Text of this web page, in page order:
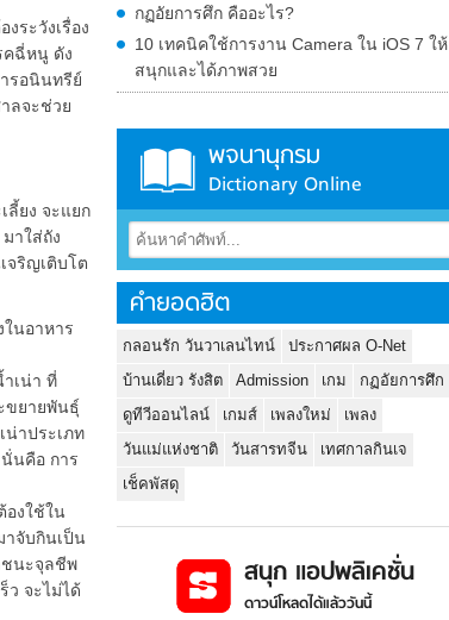
ระวังเรื่อง
คฉี่หนู ดัง
รอนินทรีย์
ลจะช่วย
ลี้ยง จะแยก
าใส่ถัง
จริญเติบโต
ในอาหาร
เน่า ที่
ขยายพันธุ์
าประเภท
นคือ การ
องใช้ใน
าจับกินเป็น
ชนะจุลชีพ
ว จะไม่ได้
กฏอัยการศึก คืออะไร?
10 เทคนิคใช้การงาน Camera ใน iOS 7 ให้
สนุกและได้ภาพสวย
พจนานุกรม
Dictionary Online
คำยอดฮิต
กลอนรัก วันวาเลนไทน์
ประกาศผล O-Net
บ้านเดี่ยว รังสิต
Admission เกม
กฏอัยการศึก
ดูทีวีออนไลน์
เกมส์ เพลงใหม่
เพลง
วันแม่แห่งชาติ
วันสารทจีน
เทศกาลกินเจ
เช็คพัสดุ
สนุก แอปพลิเคชั่น
ดาวน์โหลดได้แล้ววันนี้